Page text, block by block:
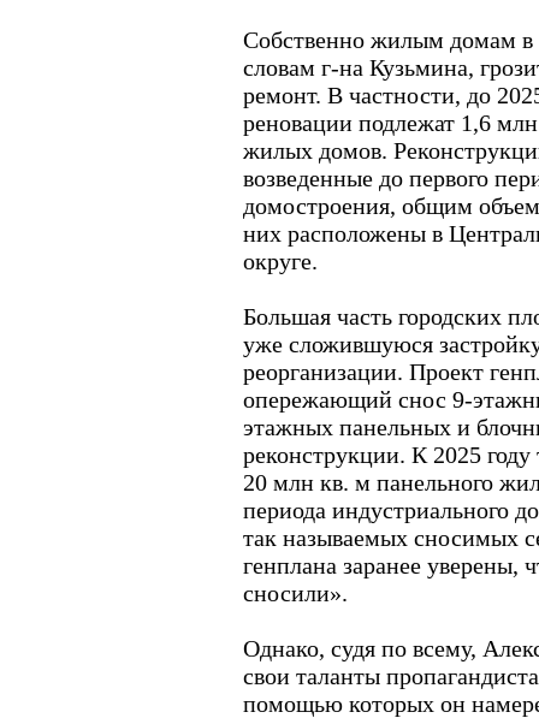
Собственно жилым домам в
словам г-на Кузьмина,
ремонт. В частности, до
реновации подлежат 1,6
жилых домов.
возведенные до первого
домостроения, общим
них расположены в
округе.
Большая часть городских
уже сложившуюся
реорганизации. Проект
опережающий снос 9-
этажных панельных и
реконструкции. К 2025
20 млн кв. м панельного
периода индустриального
так называемых сносимых
генплана заранее уверены,
сносили».
Однако, судя по всему,
свои таланты
помощью которых он